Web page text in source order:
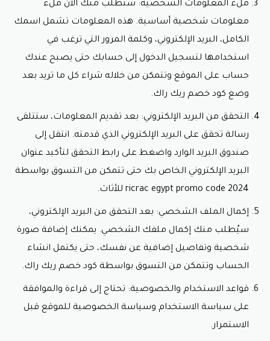
ملء المعلومات الشخصية: ستُطلب منك الآن ملء
معلومات شخصية أساسية. هذه المعلومات تشمل اسمك
الكامل، البريد الإلكتروني، وكلمة المرور التي ترغب في
استخدامها لتسجيل الدخول إلى حسابك حتى يصبح عندك
حساب على الموقع وتتمكن من خلاله شراء كل ما تريد بعد
وضع كود خصم ريك راك.
التحقق من البريد الإلكتروني: بعد تقديم المعلومات، ستتلقى
رسالة تحقق على البريد الإلكتروني الذي قدمته. انتقل إلى
صندوق البريد الوارد واضغط على رابط التحقق لتأكيد عنوان
البريد الإلكتروني الخاص بك حتى تتمكن من التسوق بواسطة
ricrac egypt promo code 2024 للأثاث.
إكمال الملف الشخصي: بعد التحقق من البريد الإلكتروني،
سيُطلب منك إكمال ملفك الشخصي. يمكنك إضافة صورة
شخصية وتفاصيل إضافية عن نفسك، حتى يكتمل انشاء
الحساب وتتمكن من التسوق بواسطة كود خصم ريك راك.
قواعد الاستخدام والخصوصية: تحتاج إلى قراءة والموافقة
على سياسة الاستخدام وسياسة الخصوصية للموقع قبل
الاستمرار.